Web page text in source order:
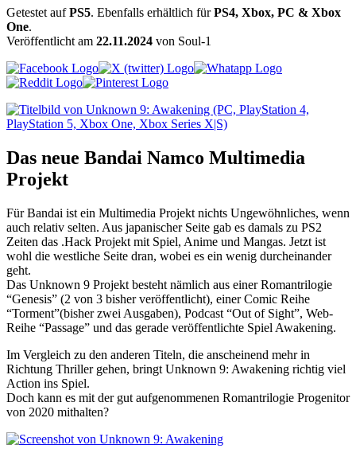
Getestet aufPS5. Ebenfalls erhältlich fürPS4, Xbox, PC & Xbox
One.
Veröffentlicht am 22.11.2024 von Soul-1
Das neue Bandai Namco Multimedia
Projekt
Für Bandai ist ein Multimedia Projekt nichts Ungewöhnliches, wenn
auch relativ selten. Aus japanischer Seite gab es damals zu PS2
Zeiten das .Hack Projekt mit Spiel, Anime und Mangas. Jetzt ist
wohl die westliche Seite dran, wobei es ein wenig durcheinander
geht.
Das Unknown 9 Projekt besteht nämlich aus einer Romantrilogie
“Genesis” (2 von 3 bisher veröffentlicht), einer Comic Reihe
“Torment”(bisher zwei Ausgaben), Podcast “Out of Sight”, Web-
Reihe “Passage” und das gerade veröffentlichte Spiel Awakening.
Im Vergleich zu den anderen Titeln, die anscheinend mehr in
Richtung Thriller gehen, bringt Unknown 9: Awakening richtig viel
Action ins Spiel.
Doch kann es mit der gut aufgenommenen Romantrilogie Progenitor
von 2020 mithalten?